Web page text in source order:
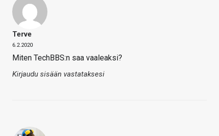
Terve
6.2.2020
Miten TechBBS:n saa vaaleaksi?
Kirjaudu sisään vastataksesi